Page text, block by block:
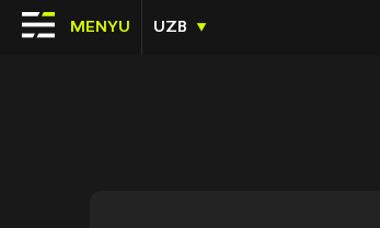
MENYU UZB